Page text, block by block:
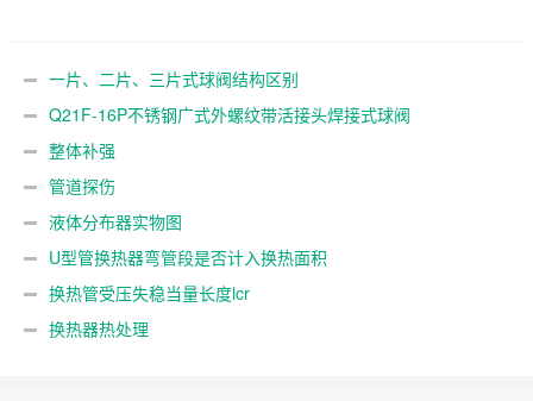
一片、二片、三片式球阀结构区别
Q21F-16P不锈钢广式外螺纹带活接头焊接式球阀
整体补强
管道探伤
液体分布器实物图
U型管换热器弯管段是否计入换热面积
换热管受压失稳当量长度lcr
换热器热处理